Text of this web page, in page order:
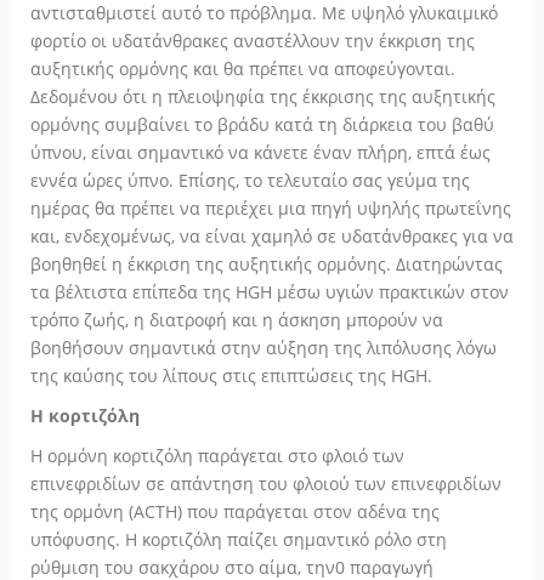
αντισταθμιστεί αυτό το πρόβλημα. Με υψηλό γλυκαιμικό
φορτίο οι υδατάνθρακες αναστέλλουν την έκκριση της
αυξητικής ορμόνης και θα πρέπει να αποφεύγονται.
Δεδομένου ότι η πλειοψηφία της έκκρισης της αυξητικής
ορμόνης συμβαίνει το βράδυ κατά τη διάρκεια του βαθύ
ύπνου, είναι σημαντικό να κάνετε έναν πλήρη, επτά έως
εννέα ώρες ύπνο. Επίσης, το τελευταίο σας γεύμα της
ημέρας θα πρέπει να περιέχει μια πηγή υψηλής πρωτεΐνης
και, ενδεχομένως, να είναι χαμηλό σε υδατάνθρακες για να
βοηθηθεί η έκκριση της αυξητικής ορμόνης. Διατηρώντας
τα βέλτιστα επίπεδα της HGH μέσω υγιών πρακτικών στον
τρόπο ζωής, η διατροφή και η άσκηση μπορούν να
βοηθήσουν σημαντικά στην αύξηση της λιπόλυσης λόγω
της καύσης του λίπους στις επιπτώσεις της HGH.
Η κορτιζόλη
Η ορμόνη κορτιζόλη παράγεται στο φλοιό των
επινεφριδίων σε απάντηση του φλοιού των επινεφριδίων
της ορμόνη (ACTH) που παράγεται στον αδένα της
υπόφυσης. Η κορτιζόλη παίζει σημαντικό ρόλο στη
ρύθμιση του σακχάρου στο αίμα, την0 παραγωγή